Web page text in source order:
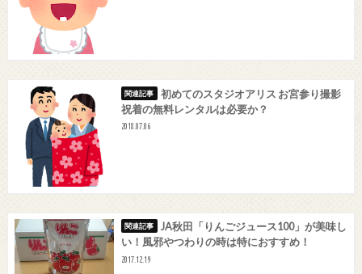
初めてのスタジオアリス お宮参り撮影
祝着の無料レンタルは必要か？
2018.07.06
JA秋田「りんごジュース100」が美味し
い！風邪やつわりの時は特におすすめ！
2017.12.19